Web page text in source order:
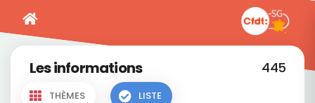
Les informations 445
THÈMES LISTE